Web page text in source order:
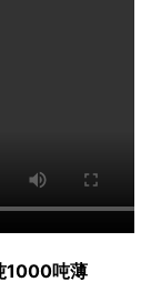
1000吨薄